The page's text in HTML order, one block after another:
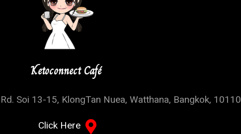
Ketoconnect Café
Soi 13-15, KlongTan Nuea, Watthana, Bangkok, 10110
Click Here